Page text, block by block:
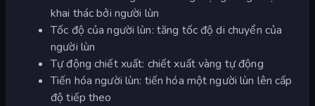
khai thác bởi người lùn
Tốc độ của người lùn: tăng tốc độ di chuyển của
người lùn
Tự động chiết xuất: chiết xuất vàng tự động
Tiến hóa người lùn: tiến hóa một người lùn lên cấp
độ tiếp theo